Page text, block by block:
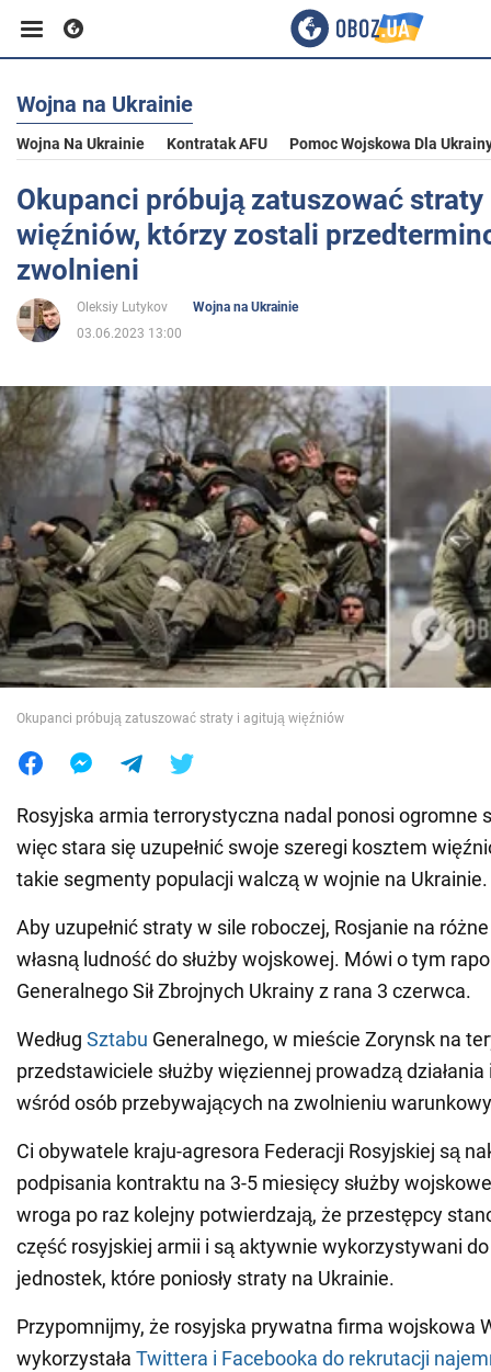
Biznes
Sport
Rozrywka
Życie
Polityka
Społeczeństwo
Wojna na Ukrainie
Świat
Jedzenie
Wojna na Ukrainie
Wojna Na Ukrainie Kontratak AFU Pomoc Wojskowa Dla
Okupanci próbują zatuszować
więźniów, którzy zostali
zwolnieni
Oleksiy Lutykov
Wojna na Ukrainie
03.06.2023 13:00
Okupanci próbują zatuszować straty i agitują więźniów
Rosyjska armia terrorystyczna nadal ponosi ogromne
więc stara się uzupełnić swoje szeregi kosztem
takie segmenty populacji walczą w wojnie na Ukrainie.
Aby uzupełnić straty w sile roboczej, Rosjanie na
własną ludność do służby wojskowej. Mówi o tym
Generalnego Sił Zbrojnych Ukrainy z rana 3 czerwca.
Według Sztabu Generalnego, w mieście Zorynsk na
przedstawiciele służby więziennej prowadzą
wśród osób przebywających na zwolnieniu
Ci obywatele kraju-agresora Federacji Rosyjskiej są
podpisania kontraktu na 3-5 miesięcy służby
wroga po raz kolejny potwierdzają, że przestępcy
część rosyjskiej armii i są aktywnie wykorzystywani
jednostek, które poniosły straty na Ukrainie.
Przypomnijmy, że rosyjska prywatna firma wojskowa
wykorzystała Twittera i Facebooka do rekrutacji